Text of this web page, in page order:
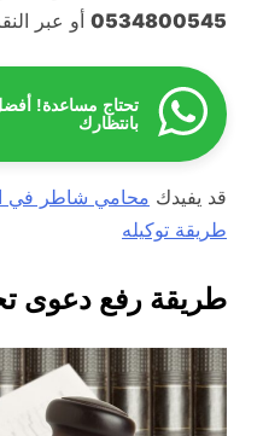
0534800545 أو عبر
تحتاج مساعدة!
بانتظارك
قد يفيدك محامي شاطر في
طريقة توكيله
طريقة رفع دعوى